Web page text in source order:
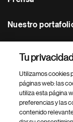
Nuestro
Footer Site Search
Tu
Utilizamos cookies
páginas web: las
utiliza esta página
preferencias y las
contenido